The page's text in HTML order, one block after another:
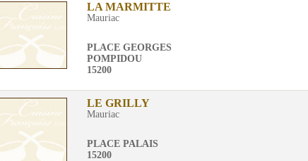
LA MARMITTE
Mauriac
PLACE GEORGES
POMPIDOU
15200
LE GRILLY
Mauriac
PLACE PALAIS
15200